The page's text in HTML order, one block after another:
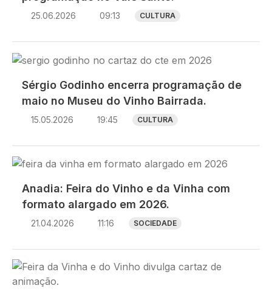
25.06.2026 09:13 CULTURA
Imagem
Sérgio Godinho encerra programação de
maio no Museu do Vinho Bairrada.
15.05.2026 19:45 CULTURA
Imagem
Anadia: Feira do Vinho e da Vinha com
formato alargado em 2026.
21.04.2026 11:16 SOCIEDADE
Imagem